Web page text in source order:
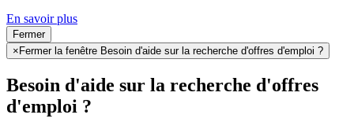
En savoir plus
Fermer
× Fermer la fenêtre Besoin d'aide sur la recherche d'offres d'emploi ?
Besoin d'aide sur la recherche d'offres
d'emploi ?